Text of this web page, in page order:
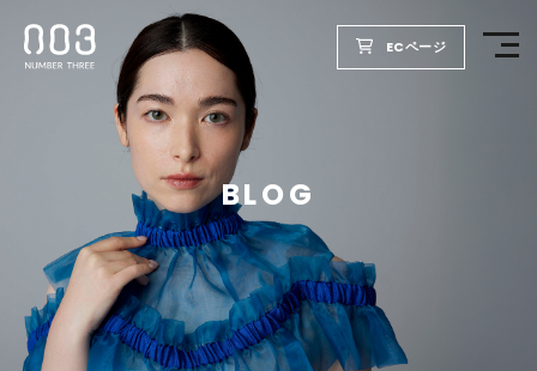
ECページ
BLOG
TOP
PRODUCTS
WELLBEING REPORT
FOR SALON